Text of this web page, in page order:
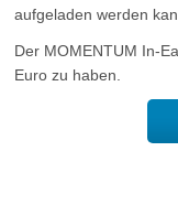
aufgeladen werden
Der MOMENTUM In-
Euro zu haben.